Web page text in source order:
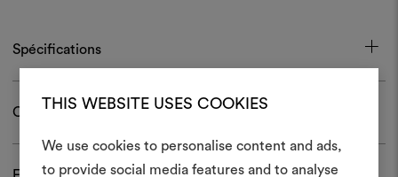
THIS WEBSITE USES COOKIES
We use cookies to personalise content and ads,
to provide social media features and to analyse
Spécifications
Certifications